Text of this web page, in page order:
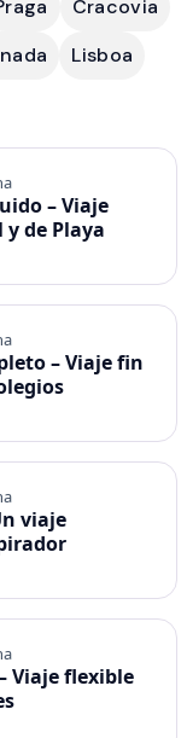
Cracovia
Lisboa
– Viaje
de Playa
– Viaje fin
viaje
Viaje flexible